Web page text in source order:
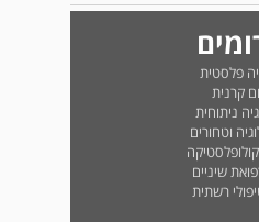
פלסטית
קרנית
ניתוחית
וטחורים
שיניים
רשתית